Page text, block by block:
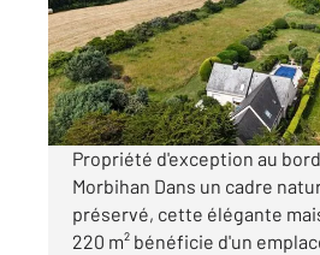
Maison à vendre
1 260 000
Visiter le site dédié
Propriété d'exception au
Morbihan Dans un cadre
préservé, cette élégante
220 m² bénéficie d'un